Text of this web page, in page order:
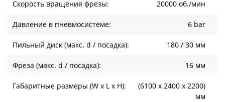
Скорость вращения фрезы: 20000 об./мин
Давление в пневмосистеме: 6 bar
Пильный диск (макс. d / посадка): 180 / 30 мм
Фреза (макс. d / посадка): 16 мм
Габаритные размеры (W x L x H):
(6100 х 2400 х 2200)
мм